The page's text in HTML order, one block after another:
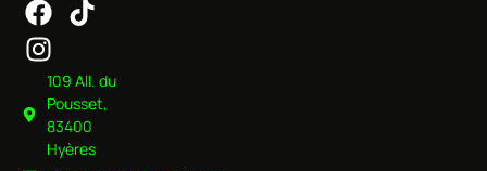
109 All. du
Pousset,
83400
Hyères